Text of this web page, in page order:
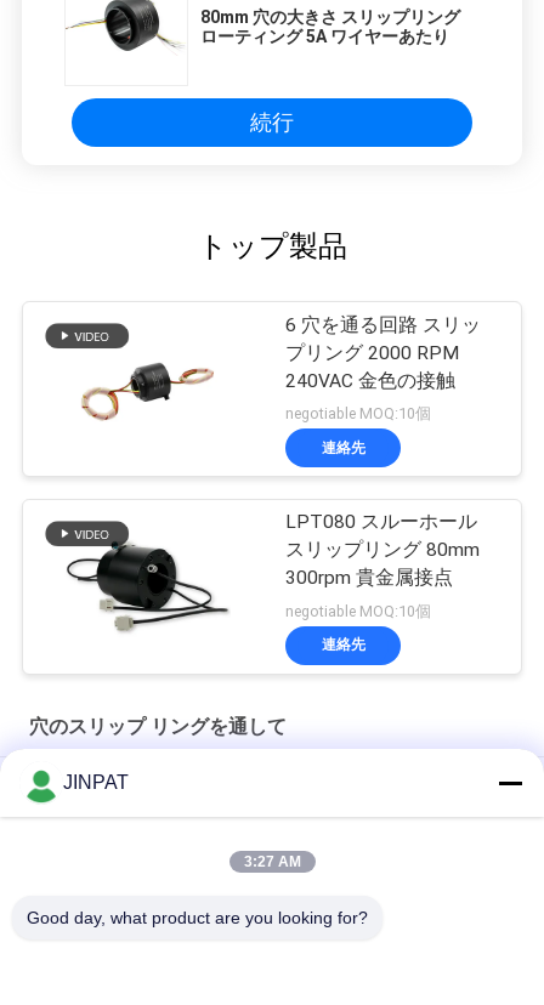
80mm 穴の大きさ スリップリング
ローティング 5A ワイヤーあたり
続行
トップ製品
6 穴を通る回路 スリッ
プリング 2000 RPM
240VAC 金色の接触
negotiable MOQ:10個
連絡先
LPT080 スルーホール
スリップリング 80mm
300rpm 貴金属接点
negotiable MOQ:10個
連絡先
穴のスリップ リングを通して
内部直径 60mm 透孔スリップリング
する信号をむなしく響く
JINPAT
3:27 AM
Good day, what product are you looking for?